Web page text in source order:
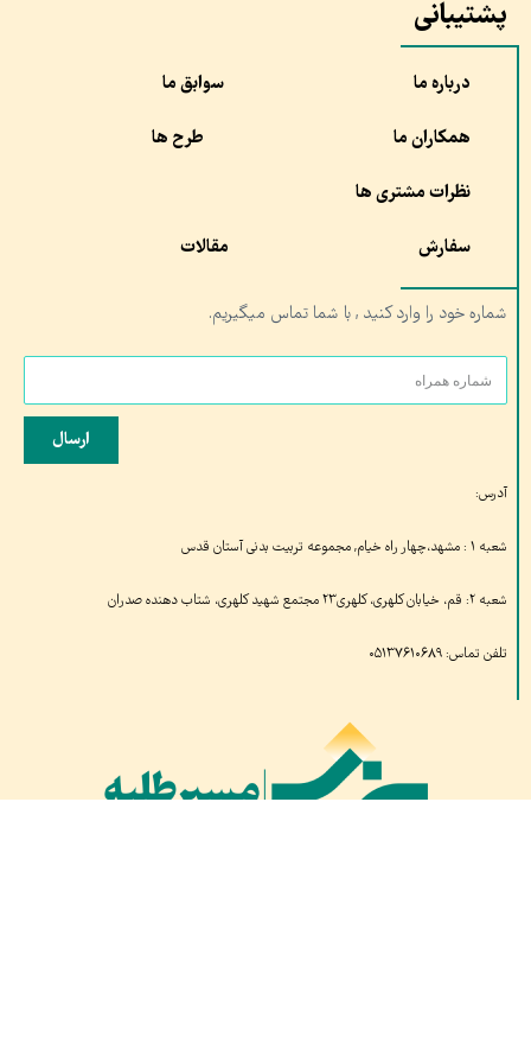
پشتیبانی
درباره ما سوابق ما
همکاران ما طرح ها
نظرات مشتری ها
سفارش مقالات
شماره خود را وارد کنید , با شما تماس میگیریم.
ارسال
آدرس:
شعبه ۱ : مشهد،چهار راه خیام, مجموعه تربیت بدنی آستان قدس
شعبه ۲: قم، خیابان کلهری، کلهری۲۳ مجتمع شهید کلهری، شتاب دهنده صدران
تلفن تماس: ۰۵۱۳۷۶۱۰۶۸۹